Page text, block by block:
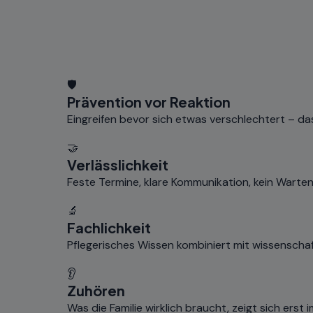
🛡️
Prävention vor Reaktion
Eingreifen bevor sich etwas verschlechtert –
🤝
Verlässlichkeit
Feste Termine, klare Kommunikation, kein
🔬
Fachlichkeit
Pflegerisches Wissen kombiniert mit
👂
Zuhören
Was die Familie wirklich braucht, zeigt sich erst